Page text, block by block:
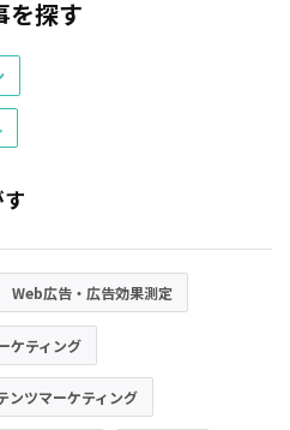
を探す
Web広告・広告効果測定
ケティング
ンツマーケティング